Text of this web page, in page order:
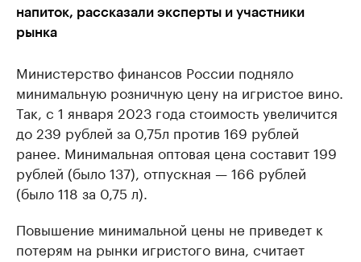
напиток, рассказали эксперты и участники
рынка
Министерство финансов России подняло
минимальную розничную цену на игристое вино.
Так, с 1 января 2023 года стоимость увеличится
до 239 рублей за 0,75л против 169 рублей
ранее. Минимальная оптовая цена составит 199
рублей (было 137), отпускная — 166 рублей
(было 118 за 0,75 л).
Повышение минимальной цены не приведет к
потерям на рынки игристого вина, считает